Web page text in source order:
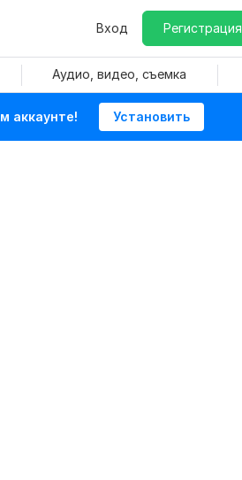
Вход Регистрация
Аудио, видео, съемка
аккаунте! Установить